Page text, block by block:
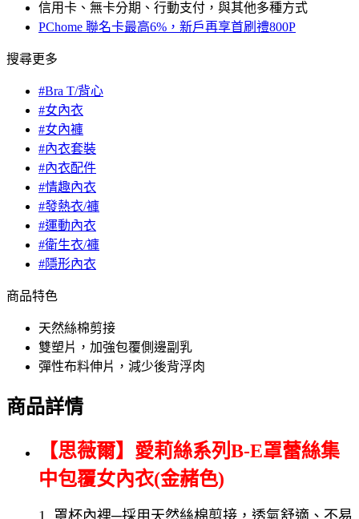
信用卡、無卡分期、行動支付，與其他多種方式
PChome 聯名卡最高6%，新戶再享首刷禮800P
搜尋更多
#Bra T/背心
#女內衣
#女內褲
#內衣套裝
#內衣配件
#情趣內衣
#發熱衣/褲
#運動內衣
#衛生衣/褲
#隱形內衣
商品特色
天然絲棉剪接
雙塑片，加強包覆側邊副乳
彈性布料伸片，減少後背浮肉
商品詳情
【思薇爾】愛莉絲系列B-E罩蕾絲集
中包覆女內衣(金赭色)